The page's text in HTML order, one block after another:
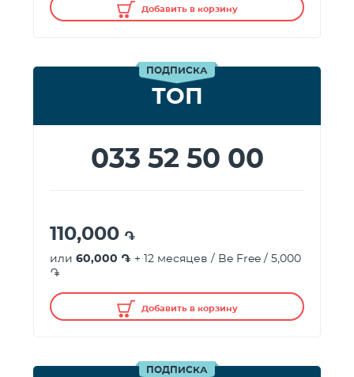
Добавить в корзину
ПОДПИСКА
ТОП
033 52 50 00
110,000 ֏
или 60,000 ֏ + 12 месяцев / Be Free / 5,000
֏
Добавить в корзину
ПОДПИСКА